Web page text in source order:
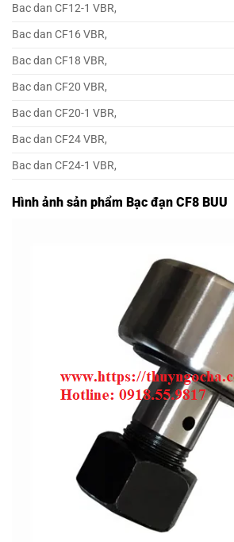
Bac dan CF12-1 VBR,
Bac dan CF16 VBR,
Bac dan CF18 VBR,
Bac dan CF20 VBR,
Bac dan CF20-1 VBR,
Bac dan CF24 VBR,
Bac dan CF24-1 VBR,
Hình ảnh sản phẩm Bạc đạn CF8 BUU